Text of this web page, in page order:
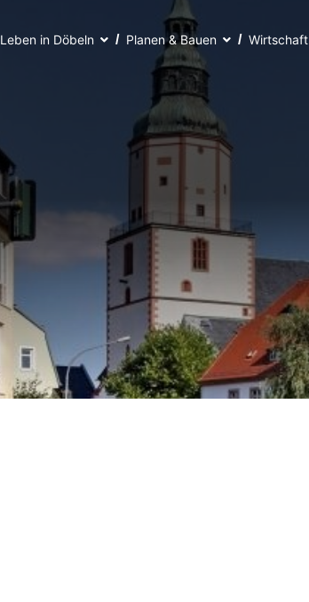
Leben in Döbeln Planen & Bauen Wirtschaft